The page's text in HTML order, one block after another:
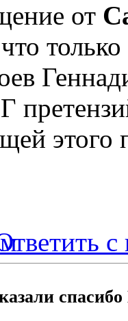
от
этого
с